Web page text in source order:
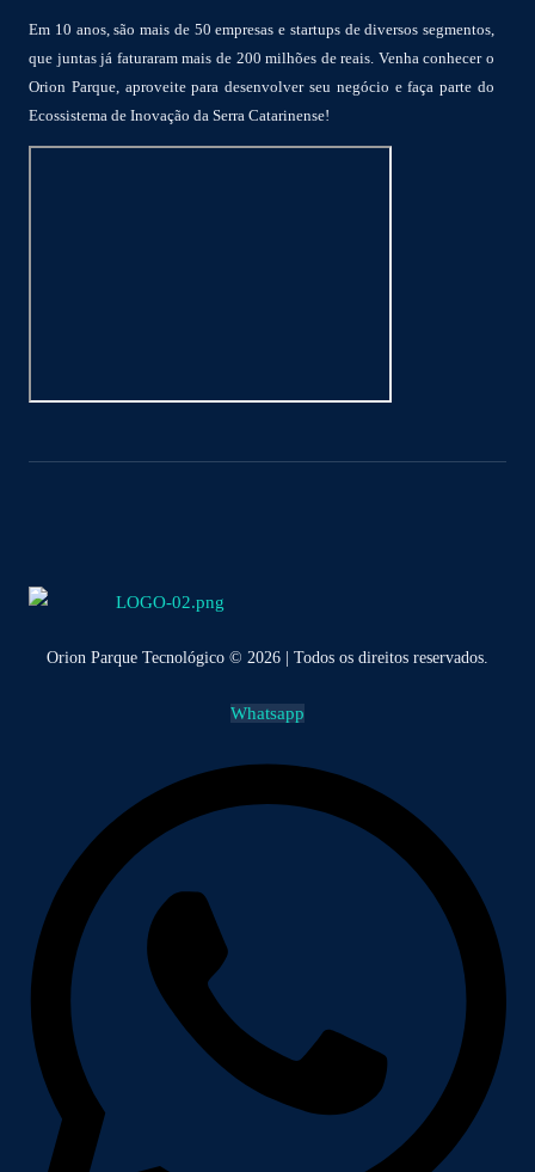
Em 10 anos, são mais de 50 empresas e startups de diversos segmentos,
que juntas já faturaram mais de 200 milhões de reais. Venha conhecer o
Orion Parque, aproveite para desenvolver seu negócio e faça parte do
Ecossistema de Inovação da Serra Catarinense!
Orion Parque Tecnológico © 2026 | Todos os direitos reservados.
Whatsapp